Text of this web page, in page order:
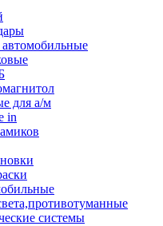
для а/м
in
системы